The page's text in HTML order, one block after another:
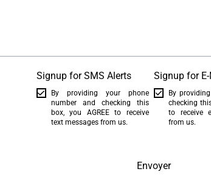
Signup for SMS Alerts
By providing your phone
number and checking this
box, you AGREE to receive
text messages from us.
Signup for
By
checking
to receive
from us.
Envoyer